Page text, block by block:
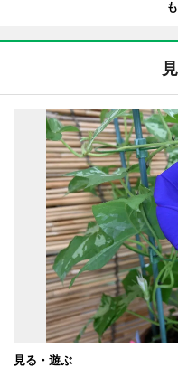
見る・遊ぶ